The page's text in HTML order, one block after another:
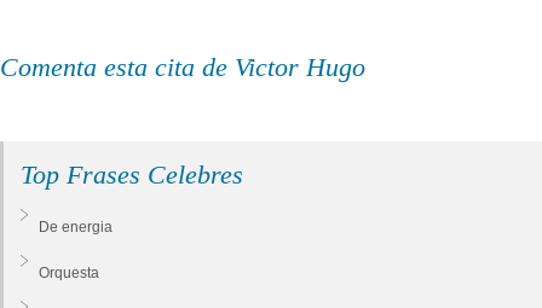
Comenta esta cita de Victor Hugo
Top Frases Celebres
De energia
Orquesta